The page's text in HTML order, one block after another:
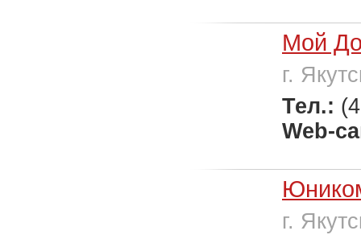
Мой
г.
Тел.:
Web-
г.